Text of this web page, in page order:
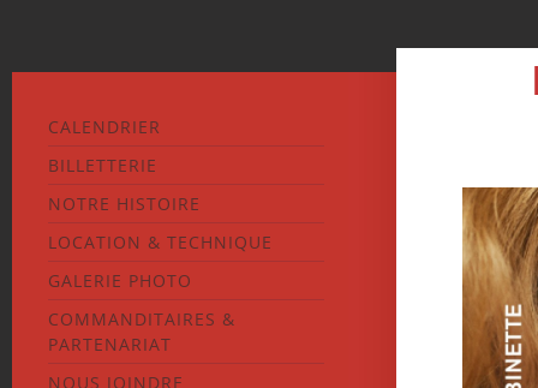
CALENDRIER
BILLETTERIE
NOTRE HISTOIRE
LOCATION & TECHNIQUE
GALERIE PHOTO
COMMANDITAIRES &
PARTENARIAT
NOUS JOINDRE